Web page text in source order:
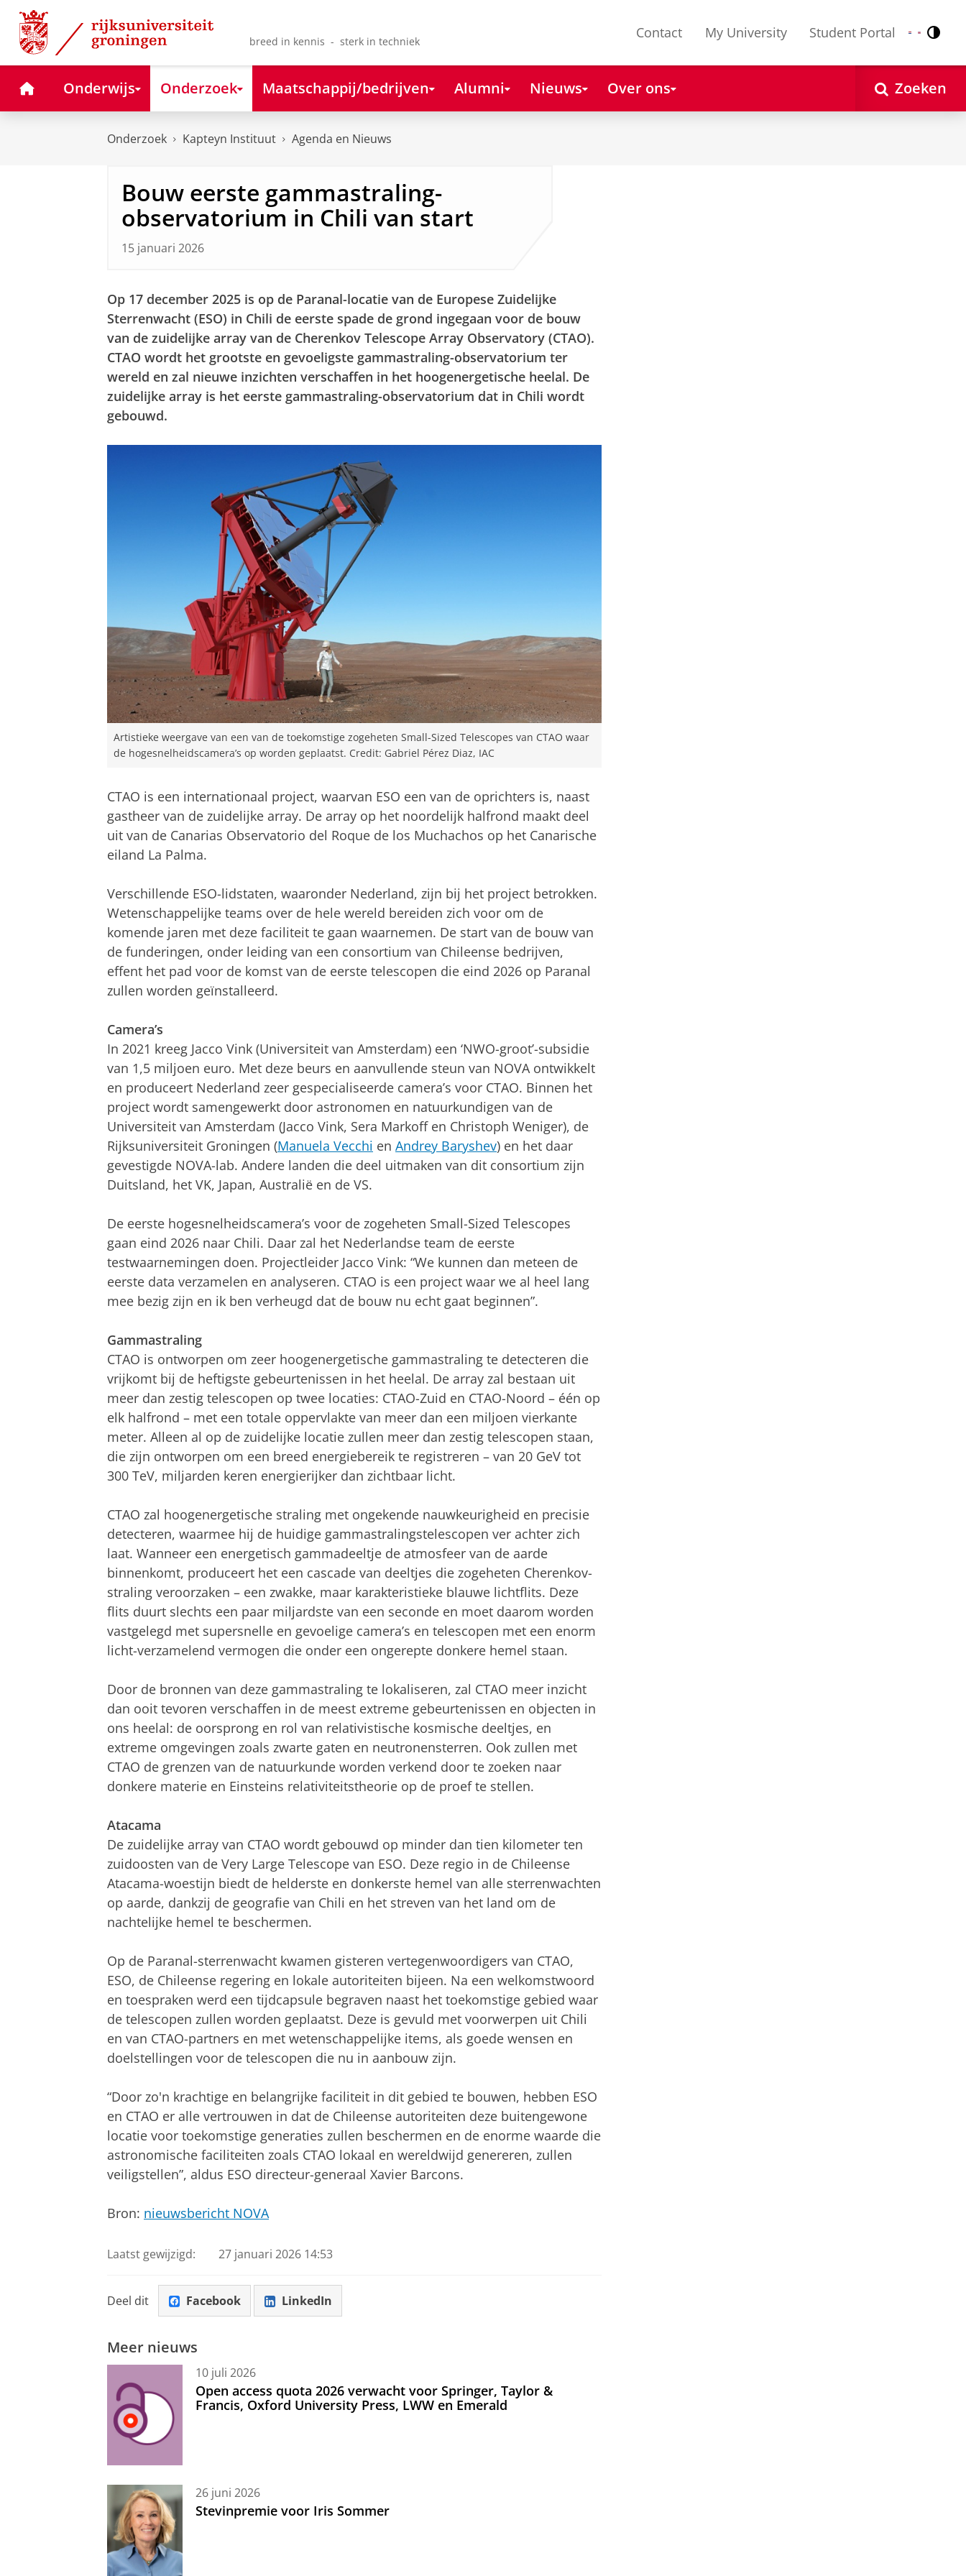
Skip
Content
Skip
Navigation
breed in kennis - sterk in techniek
Contact My University Student Portal Nederlands
English
HomeOnderwijs Onderzoek Maatschappij/bedrijven Alumni Nieuws Over ons Zoeken
Onderzoek Kapteyn Instituut Agenda en Nieuws
Bouw eerste gammastraling-
observatorium in Chili van start
15 januari 2026
Op 17 december 2025 is op de Paranal-locatie van de Europese Zuidelijke
Sterrenwacht (ESO) in Chili de eerste spade de grond ingegaan voor de bouw
van de zuidelijke array van de Cherenkov Telescope Array Observatory (CTAO).
CTAO wordt het grootste en gevoeligste gammastraling-observatorium ter
wereld en zal nieuwe inzichten verschaffen in het hoogenergetische heelal. De
zuidelijke array is het eerste gammastraling-observatorium dat in Chili wordt
gebouwd.
Artistieke weergave van een van de toekomstige zogeheten Small-Sized Telescopes van CTAO waar
de hogesnelheidscamera’s op worden geplaatst. Credit: Gabriel Pérez Diaz, IAC
CTAO is een internationaal project, waarvan ESO een van de oprichters is, naast
gastheer van de zuidelijke array. De array op het noordelijk halfrond maakt deel
uit van de Canarias Observatorio del Roque de los Muchachos op het Canarische
eiland La Palma.
Verschillende ESO-lidstaten, waaronder Nederland, zijn bij het project betrokken.
Wetenschappelijke teams over de hele wereld bereiden zich voor om de
komende jaren met deze faciliteit te gaan waarnemen. De start van de bouw van
de funderingen, onder leiding van een consortium van Chileense bedrijven,
effent het pad voor de komst van de eerste telescopen die eind 2026 op Paranal
zullen worden geïnstalleerd.
Camera’s
In 2021 kreeg Jacco Vink (Universiteit van Amsterdam) een ‘NWO-groot’-subsidie
van 1,5 miljoen euro. Met deze beurs en aanvullende steun van NOVA ontwikkelt
en produceert Nederland zeer gespecialiseerde camera’s voor CTAO. Binnen het
project wordt samengewerkt door astronomen en natuurkundigen van de
Universiteit van Amsterdam (Jacco Vink, Sera Markoff en Christoph Weniger), de
Rijksuniversiteit Groningen (Manuela Vecchi en Andrey Baryshev) en het daar
gevestigde NOVA-lab. Andere landen die deel uitmaken van dit consortium zijn
Duitsland, het VK, Japan, Australië en de VS.
De eerste hogesnelheidscamera’s voor de zogeheten Small-Sized Telescopes
gaan eind 2026 naar Chili. Daar zal het Nederlandse team de eerste
testwaarnemingen doen. Projectleider Jacco Vink: “We kunnen dan meteen de
eerste data verzamelen en analyseren. CTAO is een project waar we al heel lang
mee bezig zijn en ik ben verheugd dat de bouw nu echt gaat beginnen”.
Gammastraling
CTAO is ontworpen om zeer hoogenergetische gammastraling te detecteren die
vrijkomt bij de heftigste gebeurtenissen in het heelal. De array zal bestaan uit
meer dan zestig telescopen op twee locaties: CTAO-Zuid en CTAO-Noord – één op
elk halfrond – met een totale oppervlakte van meer dan een miljoen vierkante
meter. Alleen al op de zuidelijke locatie zullen meer dan zestig telescopen staan,
die zijn ontworpen om een breed energiebereik te registreren – van 20 GeV tot
300 TeV, miljarden keren energierijker dan zichtbaar licht.
CTAO zal hoogenergetische straling met ongekende nauwkeurigheid en precisie
detecteren, waarmee hij de huidige gammastralingstelescopen ver achter zich
laat. Wanneer een energetisch gammadeeltje de atmosfeer van de aarde
binnenkomt, produceert het een cascade van deeltjes die zogeheten Cherenkov-
straling veroorzaken – een zwakke, maar karakteristieke blauwe lichtflits. Deze
flits duurt slechts een paar miljardste van een seconde en moet daarom worden
vastgelegd met supersnelle en gevoelige camera’s en telescopen met een enorm
licht-verzamelend vermogen die onder een ongerepte donkere hemel staan.
Door de bronnen van deze gammastraling te lokaliseren, zal CTAO meer inzicht
dan ooit tevoren verschaffen in de meest extreme gebeurtenissen en objecten in
ons heelal: de oorsprong en rol van relativistische kosmische deeltjes, en
extreme omgevingen zoals zwarte gaten en neutronensterren. Ook zullen met
CTAO de grenzen van de natuurkunde worden verkend door te zoeken naar
donkere materie en Einsteins relativiteitstheorie op de proef te stellen.
Atacama
De zuidelijke array van CTAO wordt gebouwd op minder dan tien kilometer ten
zuidoosten van de Very Large Telescope van ESO. Deze regio in de Chileense
Atacama-woestijn biedt de helderste en donkerste hemel van alle sterrenwachten
op aarde, dankzij de geografie van Chili en het streven van het land om de
nachtelijke hemel te beschermen.
Op de Paranal-sterrenwacht kwamen gisteren vertegenwoordigers van CTAO,
ESO, de Chileense regering en lokale autoriteiten bijeen. Na een welkomstwoord
en toespraken werd een tijdcapsule begraven naast het toekomstige gebied waar
de telescopen zullen worden geplaatst. Deze is gevuld met voorwerpen uit Chili
en van CTAO-partners en met wetenschappelijke items, als goede wensen en
doelstellingen voor de telescopen die nu in aanbouw zijn.
“Door zo'n krachtige en belangrijke faciliteit in dit gebied te bouwen, hebben ESO
en CTAO er alle vertrouwen in dat de Chileense autoriteiten deze buitengewone
locatie voor toekomstige generaties zullen beschermen en de enorme waarde die
astronomische faciliteiten zoals CTAO lokaal en wereldwijd genereren, zullen
veiligstellen”, aldus ESO directeur-generaal Xavier Barcons.
Bron: nieuwsbericht NOVA
Laatst gewijzigd: 27 januari 2026 14:53
Deel dit Facebook LinkedIn
Meer nieuws
10 juli 2026
Open access quota 2026 verwacht voor Springer, Taylor &
Francis, Oxford University Press, LWW en Emerald
26 juni 2026
Stevinpremie voor Iris Sommer